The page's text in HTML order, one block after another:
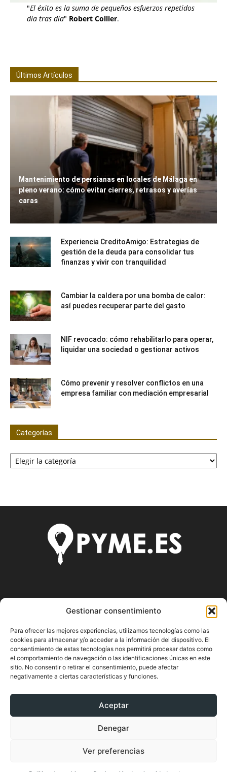
Gestionar consentimiento
Para ofrecer las mejores experiencias, utilizamos tecnologías como las
cookies para almacenar y/o acceder a la información del dispositivo. El
consentimiento de estas tecnologías nos permitirá procesar datos como
el comportamiento de navegación o las identificaciones únicas en este
sitio. No consentir o retirar el consentimiento, puede afectar
negativamente a ciertas características y funciones.
Aceptar
Denegar
Ver preferencias
"El éxito es la suma de pequeños esfuerzos repetidos
día tras día" Robert Collier.
Últimos Artículos
Mantenimiento de persianas en locales de Málaga en
pleno verano: cómo evitar cierres, retrasos y averías
caras
Experiencia CreditoAmigo: Estrategias de
gestión de la deuda para consolidar tus
finanzas y vivir con tranquilidad
Cambiar la caldera por una bomba de calor:
así puedes recuperar parte del gasto
NIF revocado: cómo rehabilitarlo para operar,
liquidar una sociedad o gestionar activos
Cómo prevenir y resolver conflictos en una
empresa familiar con mediación empresarial
Categorías
Categorías
Pyme.es es el portal web donde podrás mantenerte
actualizado de todas las noticias y novedades sobre la
economía en España y el mundo, así como donde podrás
conseguir toda la información necesaria sobre
emprendimiento.
SÍGUENOS